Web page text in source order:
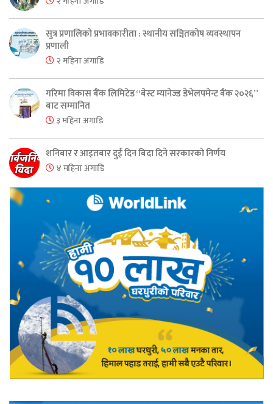
सुत्र प्रणालिको प्रभावकारीता : स्थानीय सञ्चितकोष व्यवस्थापन
प्रणाली
२ महिना अगाडि
गरिमा विकास बैंक लिमिटेड “बेस्ट म्यानेज्ड डेभेलपमेन्ट बैंक २०२६”
बाट सम्मानित
३ महिना अगाडि
शनिबार र आइतबार दुई दिन बिदा दिने सरकारको निर्णय
४ महिना अगाडि